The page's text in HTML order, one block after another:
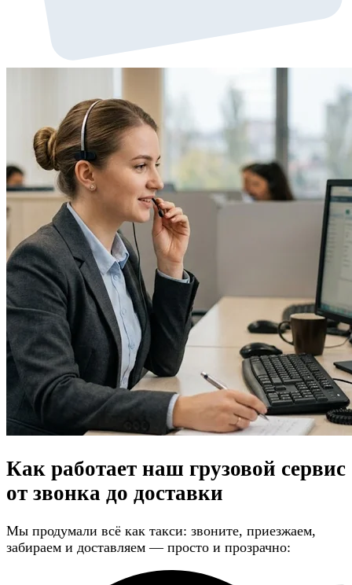
Как работает наш грузовой сервис
от звонка до доставки
Мы продумали всё как такси: звоните, приезжаем,
забираем и доставляем — просто и прозрачно: